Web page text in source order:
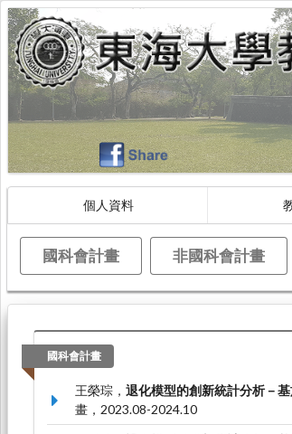
個人資料
國科會計畫 非國科會計畫
國科會計畫
王榮琮， 退化模型的創新統計分析－
畫，2023.08-2024.10